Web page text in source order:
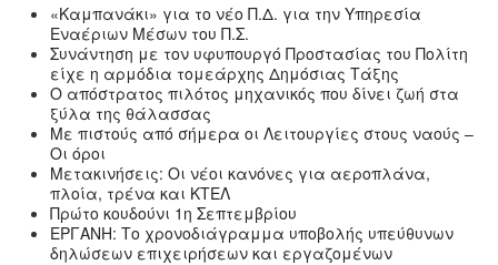
«Καμπανάκι» για το νέο Π.Δ. για την Υπηρεσία
Εναέριων Μέσων του Π.Σ.
Συνάντηση με τον υφυπουργό Προστασίας του Πολίτη
είχε η αρμόδια τομεάρχης Δημόσιας Τάξης
Ο απόστρατος πιλότος μηχανικός που δίνει ζωή στα
ξύλα της θάλασσας
Με πιστούς από σήμερα οι Λειτουργίες στους ναούς –
Oι όροι
Μετακινήσεις: Οι νέοι κανόνες για αεροπλάνα,
πλοία, τρένα και ΚΤΕΛ
Πρώτο κουδούνι 1η Σεπτεμβρίου
ΕΡΓΑΝΗ: Το χρονοδιάγραμμα υποβολής υπεύθυνων
δηλώσεων επιχειρήσεων και εργαζομένων